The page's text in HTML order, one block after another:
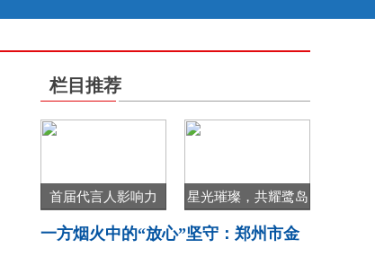
栏目推荐
首届代言人影响力 星光璀璨，共耀鹭岛
一方烟火中的“放心”坚守：郑州市金